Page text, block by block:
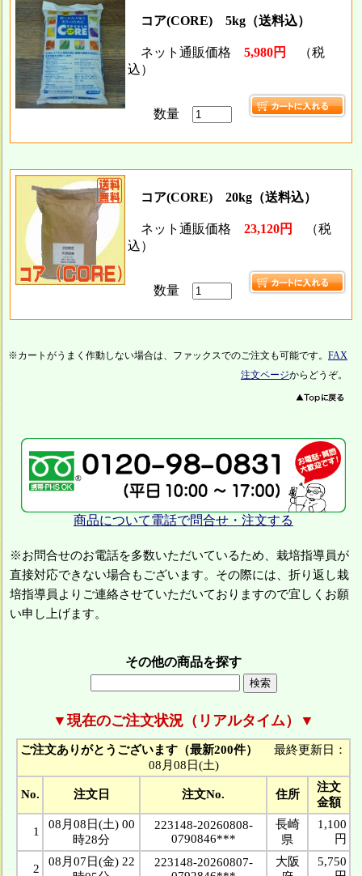
コア(CORE) 5kg（送料込）
ネット通販価格 5,980円
（税
込）
数量
コア(CORE) 20kg（送料込）
ネット通販価格 23,120円
（税
込）
数量
※カートがうまく作動しない場合は、ファックスでのご注文も可能です。 FAX
注文ページからどうぞ。
商品について電話で問合せ・注文する
※お問合せのお電話を多数いただいているため、栽培指導員が
直接対応できない場合もございます。その際には、折り返し栽
培指導員よりご連絡させていただいておりますので宜しくお願
い申し上げます。
その他の商品を探す
▼現在のご注文状況（リアルタイム）▼